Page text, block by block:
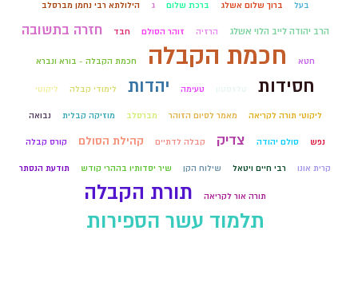
בעל ברוך שלום אשלג ברכת שלום ג הילולתא רבי נחמן מברסלב
הרב יהודה לייב הלוי אשלג הרזיה זוהר הסולם חבד חזרה בתשובה
חטא חכמת הקבלה חכמת הקבלה - בורא ונברא
חסידות טלזסטון טעימה יהדות לימודי קבלה ליקוטי
ליקוטי תורה לקריאה מאמר לסיום הזוהר מברסלב מוזיקה קבלית נבואה
נפש סולם יהודה צדיק קבלה לדתיים קהילת הסולם קורס קבלה
קרית אונו רבי חיים ויטאל שילוח הקן שיר יסדותיו בההרי קודש תודעת הנסתר
תורה אור לקריאה תורת הקבלה
תלמוד עשר הספירות